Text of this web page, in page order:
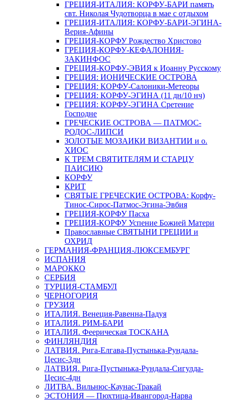
ГРЕЦИЯ-ИТАЛИЯ: КОРФУ-БАРИ память
свт. Николая Чудотворца в мае с отдыхом
ГРЕЦИЯ-ИТАЛИЯ: КОРФУ-БАРИ-ЭГИНА-
Верия-Афины
ГРЕЦИЯ-КОРФУ Рождество Христово
ГРЕЦИЯ-КОРФУ-КЕФАЛОНИЯ-
ЗАКИНФОС
ГРЕЦИЯ-КОРФУ-ЭВИЯ к Иоанну Русскому
ГРЕЦИЯ: ИОНИЧЕСКИЕ ОСТРОВА
ГРЕЦИЯ: КОРФУ-Салоники-Метеоры
ГРЕЦИЯ: КОРФУ-ЭГИНА (11 дн/10 нч)
ГРЕЦИЯ: КОРФУ-ЭГИНА Сретение
Господне
ГРЕЧЕСКИЕ ОСТРОВА — ПАТМОС-
РОДОС-ЛИПСИ
ЗОЛОТЫЕ МОЗАИКИ ВИЗАНТИИ и о.
ХИОС
К ТРЕМ СВЯТИТЕЛЯМ И СТАРЦУ
ПАИСИЮ
КОРФУ
КРИТ
СВЯТЫЕ ГРЕЧЕСКИЕ ОСТРОВА: Корфу-
Тинос-Сирос-Патмос-Эгина-Эвбия
ГРЕЦИЯ-КОРФУ Пасха
ГРЕЦИЯ-КОРФУ Успение Божией Матери
Православные СВЯТЫНИ ГРЕЦИИ и
ОХРИД
ГЕРМАНИЯ-ФРАНЦИЯ-ЛЮКСЕМБУРГ
ИСПАНИЯ
МАРОККО
СЕРБИЯ
ТУРЦИЯ-СТАМБУЛ
ЧЕРНОГОРИЯ
ГРУЗИЯ
ИТАЛИЯ. Венеция-Равенна-Падуя
ИТАЛИЯ. РИМ-БАРИ
ИТАЛИЯ. Феерическая ТОСКАНА
ФИНЛЯНДИЯ
ЛАТВИЯ. Рига-Елгава-Пустынька-Рундала-
Цесис-3дн
ЛАТВИЯ. Рига-Пустынька-Рундала-Сигулда-
Цесис-4дн
ЛИТВА. Вильнюс-Каунас-Тракай
ЭСТОНИЯ — Пюхтица-Ивангород-Нарва